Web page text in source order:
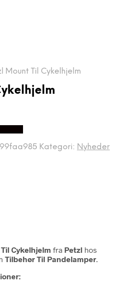
Mount Til Cykelhjelm
Kategori: Nyheder
Cykelhjelm fra Petzl hos
Tilbehør Til Pandelamper.